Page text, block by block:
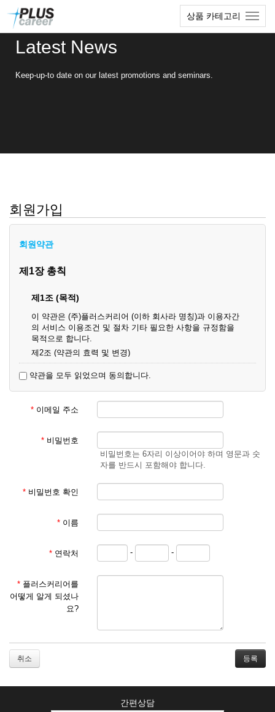
상품 카테고리
Latest News
Keep-up-to date on our latest promotions and seminars.
회원가입
회원약관
제1장 총칙
제1조 (목적)
이 약관은 (주)플러스커리어 (이하 회사라 명칭)과 이용자간
의 서비스 이용조건 및 절차 기타 필요한 사항을 규정함을
목적으로 합니다.
제2조 (약관의 효력 및 변경)
영업상 중요 하거나 합리적인 사유가 발생할 경우 온라인 공
사를 통하여 변경할 수 있습니다.
② 회원은 변경된 약관에 동의하지 않을 경우 서비스 이용을
중단하고 이용계약을 해지할 수 있습니다. 약관의 효력 발생
동의한 것으로 간주됩니다.
제3조 (약관의 외 준칙)
기타 관계법령의 규정에 따릅니다.
① 서비스 이용계약은 서비스 이용 희망자가 본 약관에 동의
가 이를 심사, 승낙함으로써 성립하며, 회사는 신청자의 실
명 확인 절차를 밟을 수 있습니다.
② 회원가입시 입력한 ID는 변경할 수 없으며, 회원 1인당 한
개의 ID가 발급됩니다. 부득이한 경우로 인해 변경하고자 하
을 거절하거나 취소할 수 있으며, 실명으로 등록하지 않은
2. 개인정보를 허위로 기재하여 신청할 경우
3. 경쟁 관게에 있는 이용자가 신청할 경우
약관을 모두 읽었으며 동의합니다.
* 이메일 주소
* 비밀번호
비밀번호는 6자리 이상이어야 하며 영문과 숫
자를 반드시 포함해야 합니다.
* 비밀번호 확인
* 이름
* 연락처 - -
* 플러스커리어를
어떻게 알게 되셨나
요?
취소
간편상담